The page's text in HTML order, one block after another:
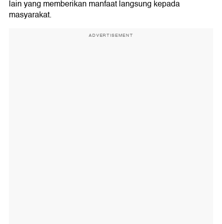
lain yang memberikan manfaat langsung kepada
masyarakat.
ADVERTISEMENT